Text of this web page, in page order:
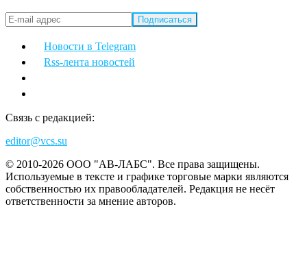
Новости в Telegram
Rss-лента новостей
Связь с редакцией:
editor@vcs.su
© 2010-2026 ООО "АВ-ЛАБС". Все права защищены.
Используемые в тексте и графике торговые марки являются
собственностью их правообладателей. Редакция не несёт
ответственности за мнение авторов.